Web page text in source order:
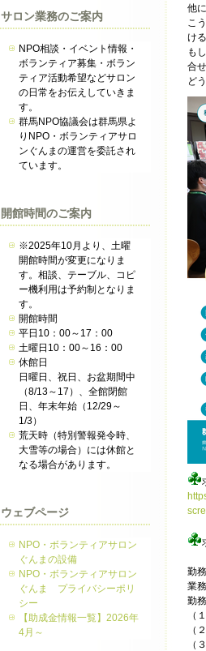
サロン業務のご案内
NPO相談・イベント情報・
ボランティア募集・ボラン
ティア活動希望などサロン
の日常をお伝えしていきま
す。
群馬NPO協議会は群馬県よ
りNPO・ボランティアサロ
ンぐんまの運営を委託され
ています。
開館時間のご案内
※2025年10月より、土曜
開館時間が変更になりま
す。相談、テーブル、コピ
ー機利用は予約制となりま
す。
開館時間
平日10：00～17：00
土曜日10：00～16：00
休館日
日曜日、祝日、お盆期間中
（8/13～17）、全館閉館
日、年末年始（12/29～
1/3）
荒天時（特別警報発令時、
大雪等の場合）には休館と
なる場合があります。
ウェブページ
NPO・ボランティアサロン
ぐんまの設備
NPO・ボランティアサロン
ぐんま プライバシーポリ
シー
【助成金情報一覧】2026年
4月～
他
こ
け
も
合
ど
勤
業
勤
（
（
（